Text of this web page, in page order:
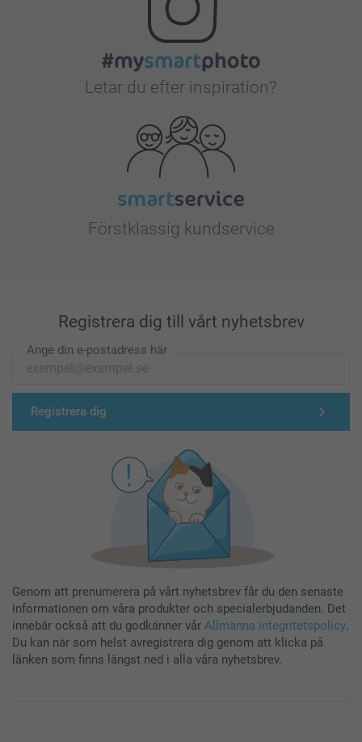
Letar du efter inspiration?
Förstklassig kundservice
Registrera dig till vårt nyhetsbrev
Ange din e-postadress här
Registrera dig
Genom att prenumerera på vårt nyhetsbrev får du den senaste
informationen om våra produkter och specialerbjudanden. Det
innebär också att du godkänner vår Allmänna integritetspolicy.
Du kan när som helst avregistrera dig genom att klicka på
länken som finns längst ned i alla våra nyhetsbrev.